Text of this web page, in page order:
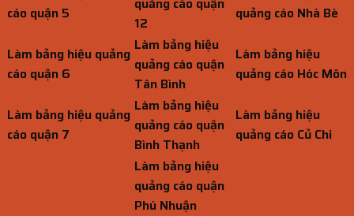
cáo quận 5
12
quảng cáo Nhà Bè
Làm bảng hiệu quảng
cáo quận 6
Làm bảng hiệu
quảng cáo quận
Tân Bình
Làm bảng hiệu
quảng cáo Hóc Môn
Làm bảng hiệu quảng
cáo quận 7
Làm bảng hiệu
quảng cáo quận
Bình Thạnh
Làm bảng hiệu
quảng cáo Củ Chi
Làm bảng hiệu
quảng cáo quận
Phú Nhuận